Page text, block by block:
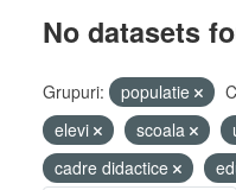
No datasets
Grupuri: populatie
elevi
scoala
cadre didactice